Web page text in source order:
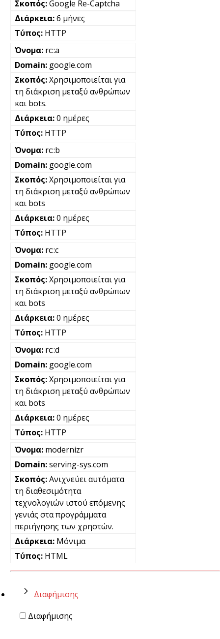
Google Re-Captcha
6 μήνες
HTTP
rc::a
google.com
Χρησιμοποιείται για
τη διάκριση μεταξύ ανθρώπων
και bots.
0 ημέρες
HTTP
rc::b
google.com
Χρησιμοποιείται για
τη διάκριση μεταξύ ανθρώπων
και bots
0 ημέρες
HTTP
rc::c
google.com
Χρησιμοποιείται για
τη διάκριση μεταξύ ανθρώπων
και bots
0 ημέρες
HTTP
rc::d
google.com
Χρησιμοποιείται για
τη διάκριση μεταξύ ανθρώπων
και bots
0 ημέρες
HTTP
modernizr
serving-sys.com
Ανιχνεύει αυτόματα
τη διαθεσιμότητα
τεχνολογιών ιστού επόμενης
γενιάς στα προγράμματα
περιήγησης των χρηστών.
Μόνιμα
HTML
Διαφήμισης
Διαφήμισης